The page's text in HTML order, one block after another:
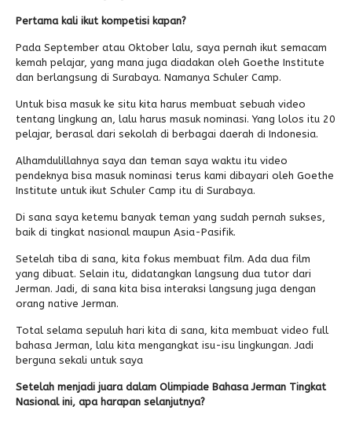
Pertama kali ikut kompetisi kapan?
Pada September atau Oktober lalu, saya pernah ikut semacam
kemah pelajar, yang mana juga diadakan oleh Goethe Institute
dan berlangsung di Surabaya. Namanya Schuler Camp.
Untuk bisa masuk ke situ kita harus membuat sebuah video
tentang lingkung an, lalu harus masuk nominasi. Yang lolos itu 20
pelajar, berasal dari sekolah di berbagai daerah di Indonesia.
Alhamdulillahnya saya dan teman saya waktu itu video
pendeknya bisa masuk nominasi terus kami dibayari oleh Goethe
Institute untuk ikut Schuler Camp itu di Surabaya.
Di sana saya ketemu banyak teman yang sudah pernah sukses,
baik di tingkat nasional maupun Asia-Pasifik.
Setelah tiba di sana, kita fokus membuat film. Ada dua film
yang dibuat. Selain itu, didatangkan langsung dua tutor dari
Jerman. Jadi, di sana kita bisa interaksi langsung juga dengan
orang native Jerman.
Total selama sepuluh hari kita di sana, kita membuat video full
bahasa Jerman, lalu kita mengangkat isu-isu lingkungan. Jadi
berguna sekali untuk saya
Setelah menjadi juara dalam Olimpiade Bahasa Jerman Tingkat
Nasional ini, apa harapan selanjutnya?